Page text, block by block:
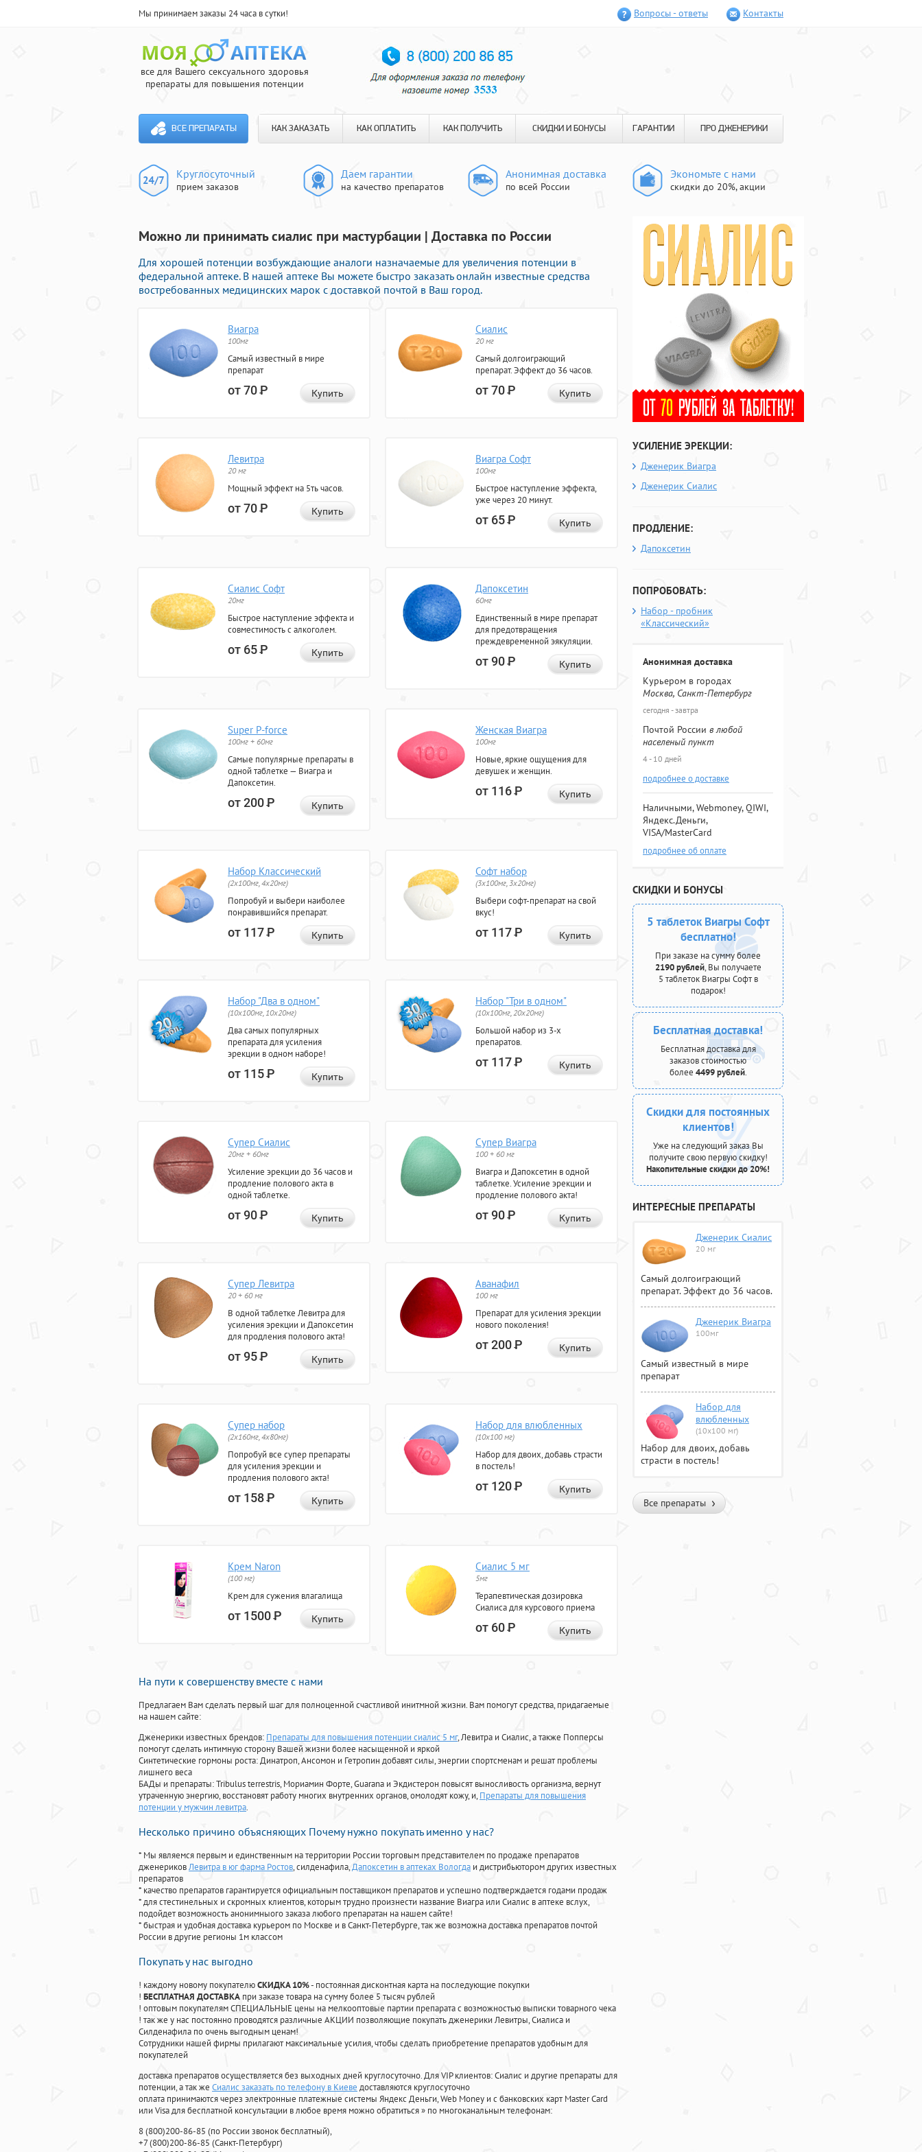
Мы принимаем заказы 24 часа в сутки! Вопросы - ответы Контакты
все для Вашего сексуального здоровья
препараты для повышения потенции
ВСЕ ПРЕПАРАТЫ КАК ЗАКАЗАТЬ КАК ОПЛАТИТЬ КАК ПОЛУЧИТЬ СКИДКИ И БОНУСЫ ГАРАНТИИ ПРО ДЖЕНЕРИКИ
Круглосуточный
прием заказов
Даем гарантии
на качество препаратов
Анонимная доставка
по всей России
Экономьте с нами
скидки до 20%, акции
Можно ли принимать сиалис при мастурбации | Доставка по России
Для хорошей потенции возбуждающие аналоги назначаемые для увеличения потенции в
федеральной аптеке. В нашей аптеке Вы можете быстро заказать онлайн известные средства
востребованных медицинских марок с доставкой почтой в Ваш город.
Виагра
100мг
Самый известный в мире
препарат
от 70Р Купить
Сиалис
20 мг
Самый долгоиграющий
препарат. Эффект до 36 часов.
от 70Р Купить
Левитра
20 мг
Мощный эффект на 5ть часов.
от 70Р Купить
Виагра Софт
100мг
Быстрое наступление эффекта,
уже через 20 минут.
от 65Р Купить
Сиалис Софт
20мг
Быстрое наступление эффекта и
совместимость с алкоголем.
от 65Р Купить
Дапоксетин
60мг
Единственный в мире препарат
для предотвращения
преждевременной эякуляции.
от 90Р Купить
Super P-force
100мг + 60мг
Самые популярные препараты в
одной таблетке — Виагра и
Дапоксетин.
от 200Р Купить
Женская Виагра
100мг
Новые, яркие ощущения для
девушек и женщин.
от 116Р Купить
Набор Классический
(2x100мг, 4x20мг)
Попробуй и выбери наиболее
понравившийся препарат.
от 117Р Купить
Софт набор
(3x100мг, 3x20мг)
Выбери софт-препарат на свой
вкус!
от 117Р Купить
Набор "Два в одном"
(10x100мг, 10x20мг)
Два самых популярных
препарата для усиления
эрекции в одном наборе!
от 115Р Купить
Набор "Три в одном"
(10x100мг, 20x20мг)
Большой набор из 3-х
препаратов.
от 117Р Купить
Супер Сиалис
20мг + 60мг
Усиление эрекции до 36 часов и
продление полового акта в
одной таблетке.
от 90Р Купить
Супер Виагра
100 + 60 мг
Виагра и Дапоксетин в одной
таблетке. Усиление эрекции и
продление полового акта!
от 90Р Купить
Супер Левитра
20 + 60 мг
В одной таблетке Левитра для
усиления эрекции и Дапоксетин
для продления полового акта!
от 95Р Купить
Аванафил
100 мг
Препарат для усиления эрекции
нового поколения!
от 200Р Купить
Супер набор
(2х160мг, 4х80мг)
Попробуй все супер препараты
для усиления эрекции и
продления полового акта!
от 158Р Купить
Набор для влюбленных
(10х100 мг)
Набор для двоих, добавь страсти
в постель!
от 120Р Купить
Крем Naron
(100 мг)
Крем для сужения влагалища
от 1500Р Купить
Сиалис 5 мг
5мг
Терапевтическая дозировка
Сиалиса для курсового приема
от 60Р Купить
На пути к совершенству вместе с нами
Предлагаем Вам сделать первый шаг для полноценной счастливой инитмной жизни. Вам помогут средства, придагаемые
на нашем сайте:
Дженерики известных брендов: Препараты для повышения потенции сиалис 5 мг, Левитра и Сиалис, а также Попперсы
помогут сделать интимную сторону Вашей жизни более насыщенной и яркой
Синтетические гормоны роста: Динатроп, Ансомон и Гетропин добавят силы, энергии спортсменам и решат проблемы
лишнего веса
БАДы и препараты:Tribulus terrestris, Мориамин Форте, Guarana и Экдистерон повысят выносливость организма, вернут
утраченную энергию, восстановят работу многих внутренних органов, омолодят кожу, и, Препараты для повышения
потенции у мужчин левитра.
Несколько причино объясняющих Почему нужно покупать именно у нас?
* Мы являемся первым и единственным на территории России торговым представителем по продаже препаратов
дженериковЛевитра в юг фарма Ростов, силденафила,Дапоксетин в аптеках Вологда и дистрибьютором других известных
препаратов
* качество препаратов гарантируется официальным поставщиком препаратов и успешно подтверждается годами продаж
* для стестинельных и скромных клиентов, которым трудно произнести название Виагра или Сиалис в аптеке вслух,
подойдет возможность анонимныого заказа любого препаратан на нашем сайте!
* быстрая и удобная доставка курьером по Москве и в Санкт-Петербурге, так же возможна доставка препаратов почтой
России в другие регионы 1м классом
Покупать у нас выгодно
! каждому новому покупателюСКИДКА 10%- постоянная дисконтная карта на последующие покупки
! БЕСПЛАТНАЯ ДОСТАВКА при заказе товара на сумму более 5 тысяч рублей
! оптовым покупателям СПЕЦИАЛЬНЫЕ цены на мелкооптовые партии препарата с возможностью выписки товарного чека
! так же у нас постоянно проводятся различные АКЦИИ позволяющие покупать дженерики Левитры, Сиалиса и
Силденафила по очень выгодным ценам!
Cотрудники нашей фирмы прилагают максимальные усилия, чтобы сделать приобретение препаратов удобным для
покупателей
доставка препаратов осуществляется без выходных дней круглосуточно. Для VIP клиентов: Сиалис и другие препараты для
потенции, а так же Сиалис заказать по телефону в Киеве доставляются круглосуточно
оплата принимаются через электронные платежные системы Яндекс Деньги, Web Money и с банковских карт Master Card
или Visa для бесплатной консультации в любое время можно обратиться» по многоканальным телефонам:
8(800)200-86-85 (по России звонок бесплатный),
+7(800)200-86-85 (Санкт-Петербург)
УСИЛЕНИЕ ЭРЕКЦИИ:
Дженерик Виагра
Дженерик Сиалис
ПРОДЛЕНИЕ:
Дапоксетин
ПОПРОБОВАТЬ:
Набор - пробник
«Классический»
Анонимная доставка
Курьером в городах
Москва, Санкт-Петербург
сегодня - завтра
Почтой России в любой
населеный пункт
4 - 10 дней
подробнее о доставке
Наличными, Webmoney, QIWI,
Яндекс.Деньги,
VISA/MasterCard
подробнее об оплате
СКИДКИ И БОНУСЫ
5 таблеток Виагры Софт
бесплатно!
При заказе на сумму более
2190 рублей, Вы получаете
5 таблеток Виагры Софт в
подарок!
Бесплатная доставка!
Бесплатная доставка для
заказов стоимостью
более 4499 рублей.
Скидки для постоянных
клиентов!
Уже на следующий заказ Вы
получите свою первую скидку!
Накопительные скидки до 20%!
ИНТЕРЕСНЫЕ ПРЕПАРАТЫ
Дженерик Сиалис
20 мг
Самый долгоиграющий
препарат. Эффект до 36 часов.
Дженерик Виагра
100мг
Самый известный в мире
препарат
Набор для
влюбленных
(10х100 мг)
Набор для двоих, добавь
страсти в постель!
Все препараты